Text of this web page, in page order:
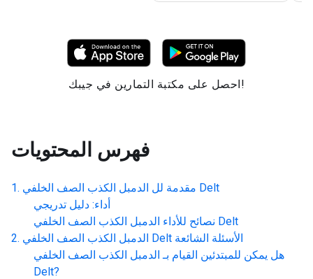
احصل على مكتبة التمارين في جيبك!
فهرس المحتويات
مقدمة لل الدمبل الكذب الصف الخلفي Delt
أداء: دليل تدريجي
نصائح للأداء الدمبل الكذب الصف الخلفي Delt
الدمبل الكذب الصف الخلفي Delt الأسئلة الشائعة
هل يمكن للمبتدئين القيام بـ الدمبل الكذب الصف الخلفي
Delt?